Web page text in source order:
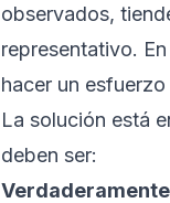
observados,
representativo.
hacer un
La solución está
deben ser: